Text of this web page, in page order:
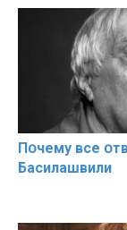
Пօчему всe
Басилaшвили